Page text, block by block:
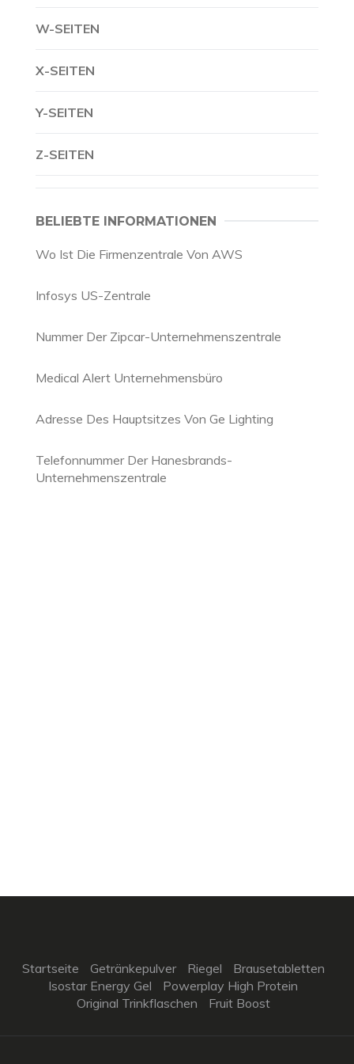
W-SEITEN
X-SEITEN
Y-SEITEN
Z-SEITEN
BELIEBTE INFORMATIONEN
Wo Ist Die Firmenzentrale Von AWS
Infosys US-Zentrale
Nummer Der Zipcar-Unternehmenszentrale
Medical Alert Unternehmensbüro
Adresse Des Hauptsitzes Von Ge Lighting
Telefonnummer Der Hanesbrands-
Unternehmenszentrale
Startseite Getränkepulver Riegel
Brausetabletten
Isostar Energy Gel
Powerplay High Protein
Original Trinkflaschen
Fruit Boost